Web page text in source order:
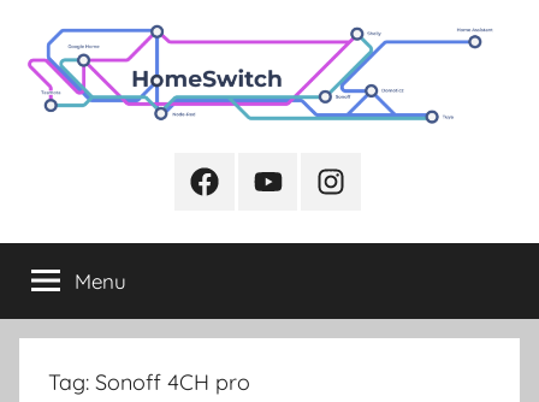
treści
FacebookYoutubeInstagram
Menu
Tag: Sonoff 4CH pro